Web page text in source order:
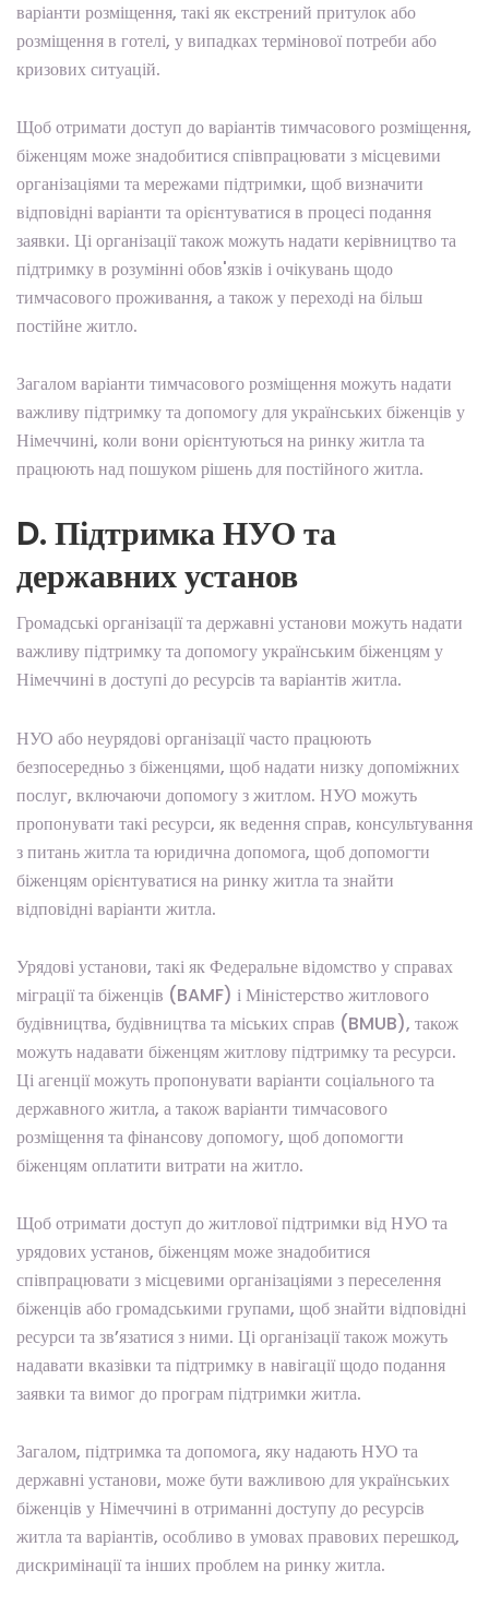
варіанти розміщення, такі як екстрений притулок або
розміщення в готелі, у випадках термінової потреби або
кризових ситуацій.
Щоб отримати доступ до варіантів тимчасового розміщення,
біженцям може знадобитися співпрацювати з місцевими
організаціями та мережами підтримки, щоб визначити
відповідні варіанти та орієнтуватися в процесі подання
заявки. Ці організації також можуть надати керівництво та
підтримку в розумінні обов'язків і очікувань щодо
тимчасового проживання, а також у переході на більш
постійне житло.
Загалом варіанти тимчасового розміщення можуть надати
важливу підтримку та допомогу для українських біженців у
Німеччині, коли вони орієнтуються на ринку житла та
працюють над пошуком рішень для постійного житла.
D. Підтримка НУО та
державних установ
Громадські організації та державні установи можуть надати
важливу підтримку та допомогу українським біженцям у
Німеччині в доступі до ресурсів та варіантів житла.
НУО або неурядові організації часто працюють
безпосередньо з біженцями, щоб надати низку допоміжних
послуг, включаючи допомогу з житлом. НУО можуть
пропонувати такі ресурси, як ведення справ, консультування
з питань житла та юридична допомога, щоб допомогти
біженцям орієнтуватися на ринку житла та знайти
відповідні варіанти житла.
Урядові установи, такі як Федеральне відомство у справах
міграції та біженців (BAMF) і Міністерство житлового
будівництва, будівництва та міських справ (BMUB), також
можуть надавати біженцям житлову підтримку та ресурси.
Ці агенції можуть пропонувати варіанти соціального та
державного житла, а також варіанти тимчасового
розміщення та фінансову допомогу, щоб допомогти
біженцям оплатити витрати на житло.
Щоб отримати доступ до житлової підтримки від НУО та
урядових установ, біженцям може знадобитися
співпрацювати з місцевими організаціями з переселення
біженців або громадськими групами, щоб знайти відповідні
ресурси та зв’язатися з ними. Ці організації також можуть
надавати вказівки та підтримку в навігації щодо подання
заявки та вимог до програм підтримки житла.
Загалом, підтримка та допомога, яку надають НУО та
державні установи, може бути важливою для українських
біженців у Німеччині в отриманні доступу до ресурсів
житла та варіантів, особливо в умовах правових перешкод,
дискримінації та інших проблем на ринку житла.